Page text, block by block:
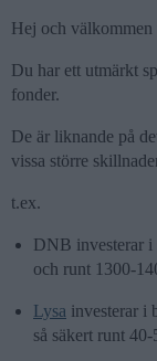
Hej och
Du har ett utmärkt
fonder.
De är liknande på
vissa större
t.ex.
DNB investerar i
och runt 1300-
Lysa investerar i
så säkert runt 40-